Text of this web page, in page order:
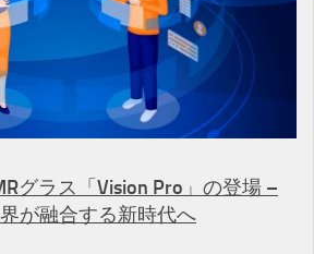
グラス「Vision Pro」の登場 –
が融合する新時代へ